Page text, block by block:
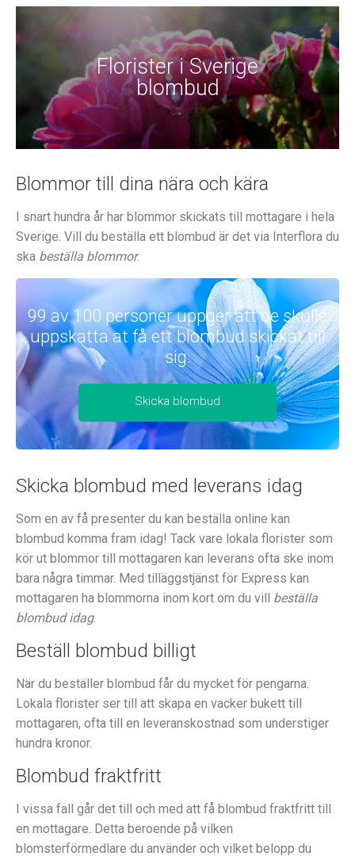
Florister i Sverige
blombud
Blommor till dina nära och kära
I snart hundra år har blommor skickats till mottagare i hela
Sverige. Vill du beställa ett blombud är det via Interflora du
ska beställa blommor.
99 av 100 personer uppger att de skulle
uppskatta at få ett blombud skickat till
sig.
Skicka blombud
Skicka blombud med leverans idag
Som en av få presenter du kan beställa online kan
blombud komma fram idag! Tack vare lokala florister som
kör ut blommor till mottagaren kan leverans ofta ske inom
bara några timmar. Med tilläggstjänst för Express kan
mottagaren ha blommorna inom kort om du vill beställa
blombud idag.
Beställ blombud billigt
När du beställer blombud får du mycket för pengarna.
Lokala florister ser till att skapa en vacker bukett till
mottagaren, ofta till en leveranskostnad som understiger
hundra kronor.
Blombud fraktfritt
I vissa fall går det till och med att få blombud fraktfritt till
en mottagare. Detta beroende på vilken
blomsterförmedlare du använder och vilket belopp du